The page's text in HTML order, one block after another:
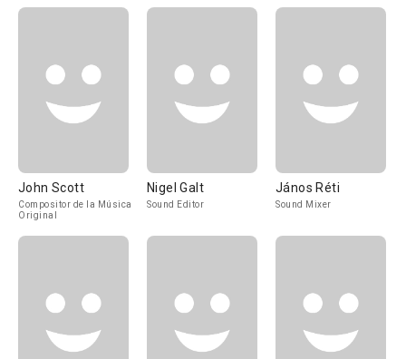
John Scott
Compositor de la Música
Original
Nigel Galt
Sound Editor
János Réti
Sound Mixer